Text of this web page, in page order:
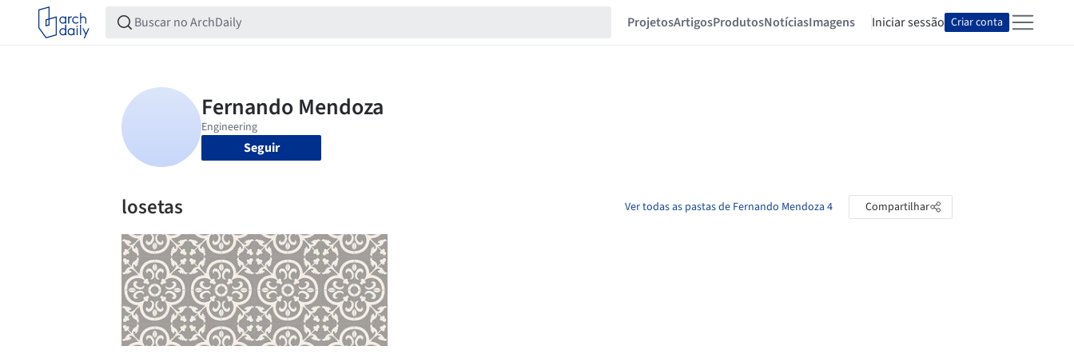
ProjetosArtigosProdutosNotíciasImagens Iniciar sessão Criar conta
Seguir
losetas Ver todas as pastas de Fernando Mendoza 4 Compartilhar